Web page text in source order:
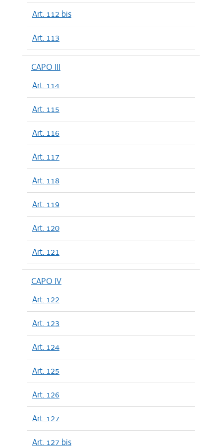
Art. 112 bis
Art. 113
CAPO III
Art. 114
Art. 115
Art. 116
Art. 117
Art. 118
Art. 119
Art. 120
Art. 121
CAPO IV
Art. 122
Art. 123
Art. 124
Art. 125
Art. 126
Art. 127
Art. 127 bis